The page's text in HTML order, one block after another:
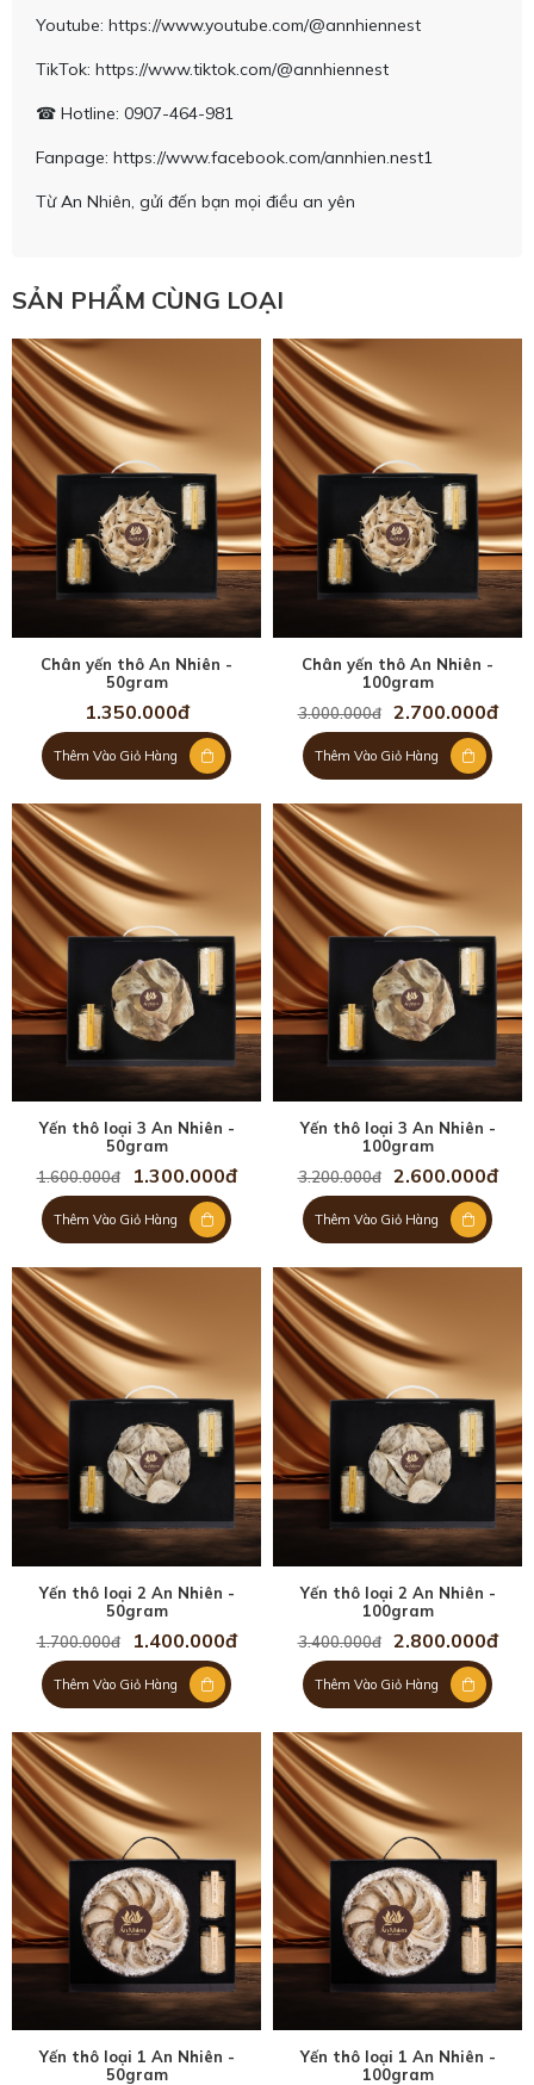
Youtube: https://www.youtube.com/@annhiennest
TikTok: https://www.tiktok.com/@annhiennest
☎ Hotline: 0907-464-981
Fanpage: https://www.facebook.com/annhien.nest1
Từ An Nhiên, gửi đến bạn mọi điều an yên
SẢN PHẨM CÙNG LOẠI
Chân yến thô An Nhiên -
50gram
1.350.000đ
Thêm Vào Giỏ Hàng
Chân yến thô An Nhiên -
100gram
3.000.000đ
2.700.000đ
Thêm Vào Giỏ Hàng
Yến thô loại 3 An Nhiên -
50gram
1.600.000đ
1.300.000đ
Thêm Vào Giỏ Hàng
Yến thô loại 3 An Nhiên -
100gram
3.200.000đ
2.600.000đ
Thêm Vào Giỏ Hàng
Yến thô loại 2 An Nhiên -
50gram
1.700.000đ
1.400.000đ
Thêm Vào Giỏ Hàng
Yến thô loại 2 An Nhiên -
100gram
3.400.000đ
2.800.000đ
Thêm Vào Giỏ Hàng
Yến thô loại 1 An Nhiên -
50gram
Yến thô loại 1 An Nhiên -
100gram